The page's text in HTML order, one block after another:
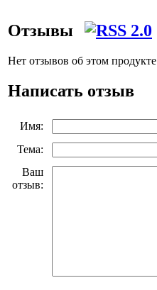
Отзывы
Нет отзывов об этом продукте
Написать отзыв
Имя:
Тема:
Ваш
отзыв: